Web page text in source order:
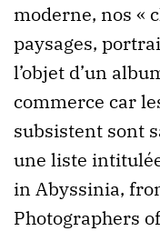
moderne, nos «
paysages,
l’objet d’un
commerce car
subsistent sont
une liste
in Abyssinia,
Photographers